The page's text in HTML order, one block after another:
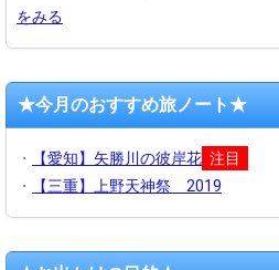
をみる
★今月のおすすめ旅ノート★
・ 【愛知】矢勝川の彼岸花 注目
・
【三重】上野天神祭 2019